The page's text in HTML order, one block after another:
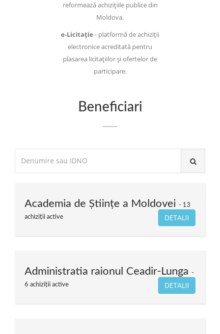
reformează achizițiile publice din
Moldova.
e-Licitație - platformă de achiziții
electronice acreditată pentru
plasarea licitațiilor și ofertelor de
participare.
Beneficiari
Academia de Științe a Moldovei
13
achiziții active
DETALII
Administratia raionul Ceadir-Lunga
6 achiziții active DETALII